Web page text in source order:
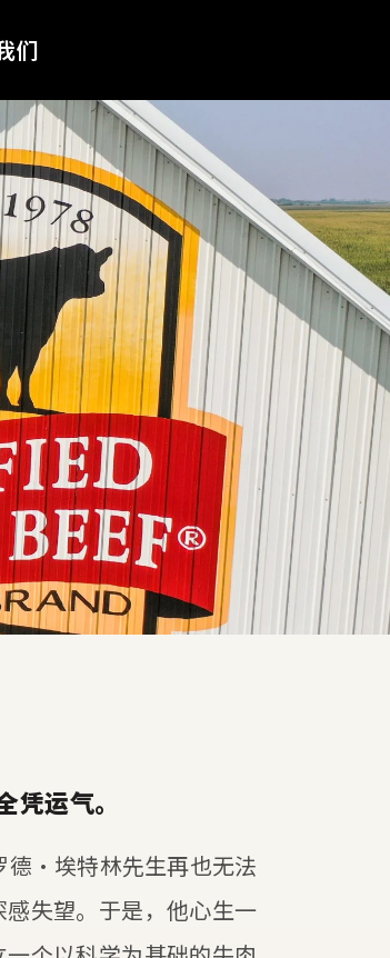
们
运气。
德·埃特林先生再也无法
失望。于是，他心生一